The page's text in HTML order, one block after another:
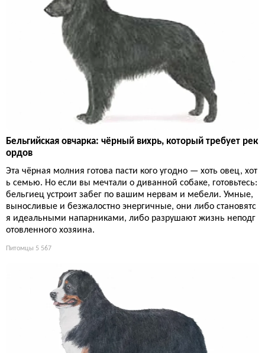
Бельгийская овчарка: чёрный вихрь, который требует рек
ордов
Эта чёрная молния готова пасти кого угодно — хоть овец, хот
ь семью. Но если вы мечтали о диванной собаке, готовьтесь:
бельгиец устроит забег по вашим нервам и мебели. Умные,
выносливые и безжалостно энергичные, они либо становятс
я идеальными напарниками, либо разрушают жизнь неподг
отовленного хозяина.
Питомцы 5 567